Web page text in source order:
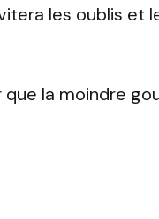
les oublis et
la moindre